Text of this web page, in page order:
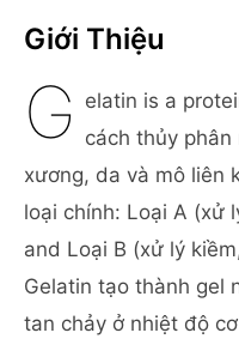
Giới Thiệu
G elatin is a
cách thủy
xương, da và mô liên
loại chính: Loại A (xử
and Loại B (xử lý
Gelatin tạo thành gel
tan chảy ở nhiệt độ